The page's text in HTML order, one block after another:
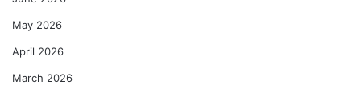
May 2026
April 2026
March 2026